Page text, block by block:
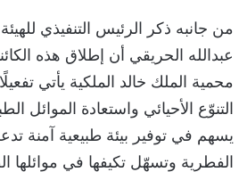
من جانبه ذكر الرئيس التنفيذي
عبدالله الحريقي أن إطلاق هذه
محمية الملك خالد الملكية يأتي
التنوّع الأحيائي واستعادة الموائل
يسهم في توفير بيئة طبيعية آمنة
الفطرية وتسهّل تكيفها في موائلها